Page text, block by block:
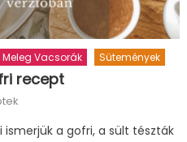
Meleg Vacsorák Sütemények
recept
a gofri, a sült tészták